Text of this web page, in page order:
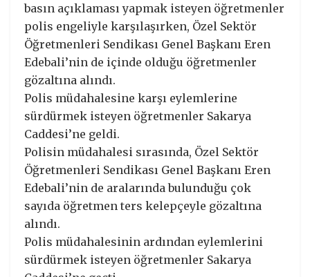
basın açıklaması yapmak isteyen öğretmenler
polis engeliyle karşılaşırken, Özel Sektör
Öğretmenleri Sendikası Genel Başkanı Eren
Edebali’nin de içinde olduğu öğretmenler
gözaltına alındı.
Polis müdahalesine karşı eylemlerine
sürdürmek isteyen öğretmenler Sakarya
Caddesi’ne geldi.
Polisin müdahalesi sırasında, Özel Sektör
Öğretmenleri Sendikası Genel Başkanı Eren
Edebali’nin de aralarında bulunduğu çok
sayıda öğretmen ters kelepçeyle gözaltına
alındı.
Polis müdahalesinin ardından eylemlerini
sürdürmek isteyen öğretmenler Sakarya